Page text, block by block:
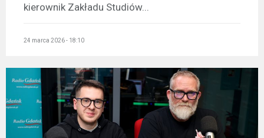
kierownik Zakładu Studiów...
24 marca 2026 - 18:10